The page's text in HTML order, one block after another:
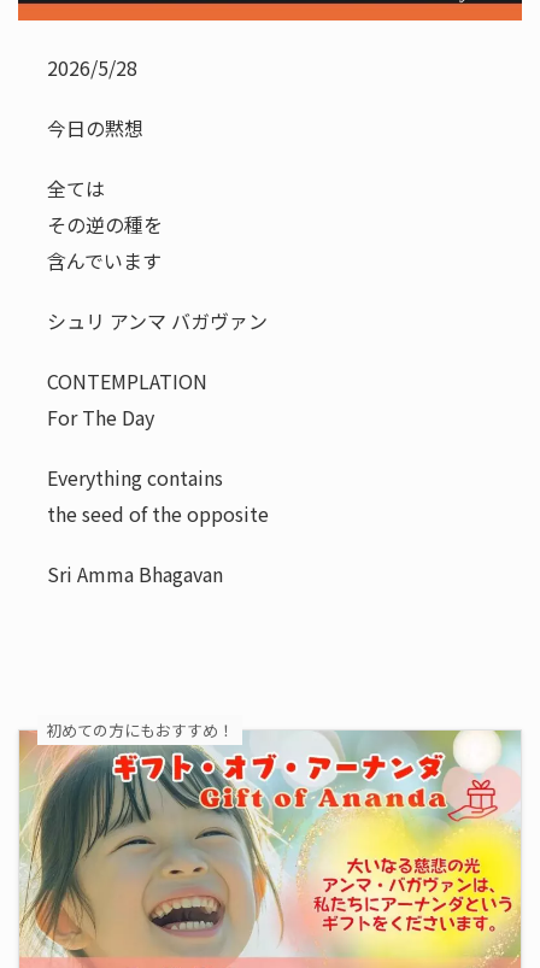
2026/5/28
今日の黙想
全ては
その逆の種を
含んでいます
シュリ アンマ バガヴァン
CONTEMPLATION
For The Day
Everything contains
the seed of the opposite
Sri Amma Bhagavan
初めての方にもおすすめ！